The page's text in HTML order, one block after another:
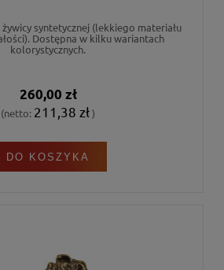
syntetycznej (lekkiego materiału
Dostępna w kilku wariantach
kolorystycznych.
260,00 zł
(netto: 211,38 zł)
DO KOSZYKA